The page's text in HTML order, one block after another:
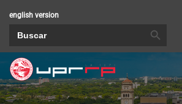
english version